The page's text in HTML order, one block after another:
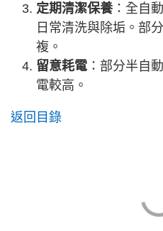
定期清潔保養：全自
日常清洗與除垢。部
複。
留意耗電 ：部分半自
電較高。
返回目錄